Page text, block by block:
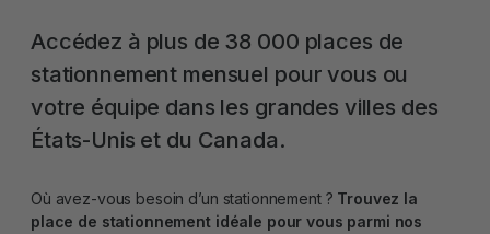
Accédez à plus de 38 000 places de
stationnement mensuel pour vous ou
votre équipe dans les grandes villes des
États-Unis et du Canada.
Où avez-vous besoin d’un stationnement ? Trouvez la
place de stationnement idéale pour vous parmi nos